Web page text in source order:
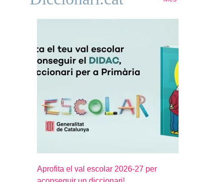
Aprofita el val escolar 2026-27 per